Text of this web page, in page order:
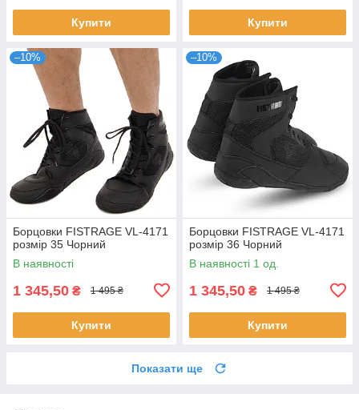
Купити Купити
–10%
Борцовки FISTRAGE VL-4171
розмір 35 Чорний
В наявності
1 345,50 ₴ 1 495 ₴
Купити
–10%
Борцовки FISTRAGE VL-4171
розмір 36 Чорний
В наявності 1 од.
1 345,50 ₴ 1 495 ₴
Купити
Показати ще